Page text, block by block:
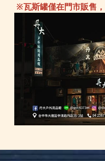
※瓦斯罐僅在門市販售